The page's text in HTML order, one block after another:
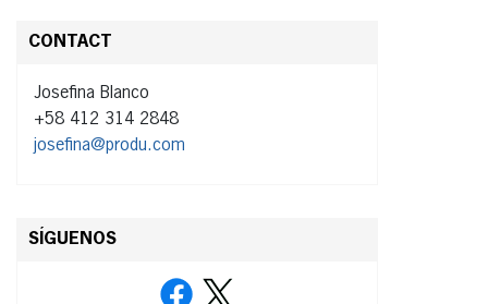
CONTACT
Josefina Blanco
+58 412 314 2848
josefina@produ.com
SÍGUENOS